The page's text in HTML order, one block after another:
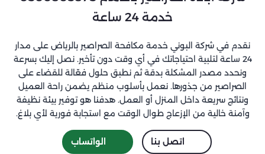
خدمة 24 ساعة
نقدم في شركة البوني خدمة مكافحة الصراصير بالرياض على مدار
24 ساعة لتلبية احتياجاتك في أي وقت دون تأخير. نصل إليك بسرعة
ونحدد مصدر المشكلة بدقة ثم نطبق حلول فعّالة للقضاء على
الصراصير من جذورها. نعمل بأسلوب منظم يضمن راحة العميل
ونتائج سريعة داخل المنزل أو العمل. هدفنا هو توفير بيئة نظيفة
وآمنة خالية من الإزعاج طوال الوقت مع استجابة فورية لأي بلاغ.
اتصل بنا الواتساب